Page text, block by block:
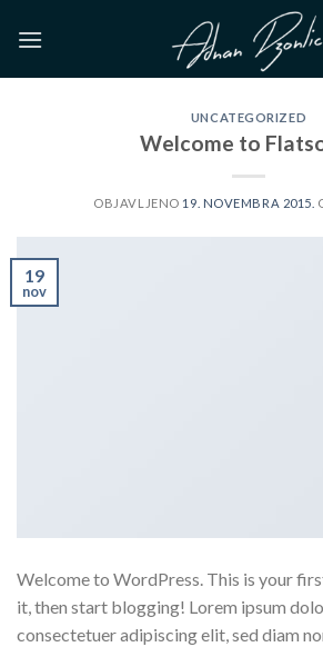
UNCATEGORIZED
Welcome to
OBJAVLJENO 19. NOVEMBRA 2015.
19
nov
Welcome to WordPress. This is your
it, then start blogging! Lorem ipsum
consectetuer adipiscing elit, sed diam